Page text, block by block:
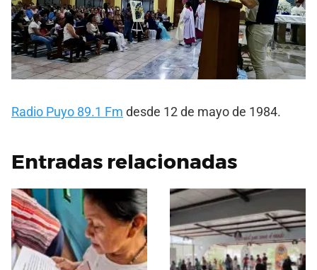
Radio Puyo 89.1 Fm desde 12 de mayo de 1984.
Entradas relacionadas